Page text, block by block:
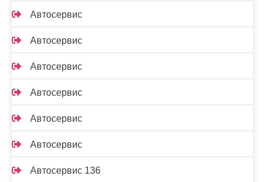
Автосервис
Автосервис
Автосервис
Автосервис
Автосервис
Автосервис
Автосервис 136